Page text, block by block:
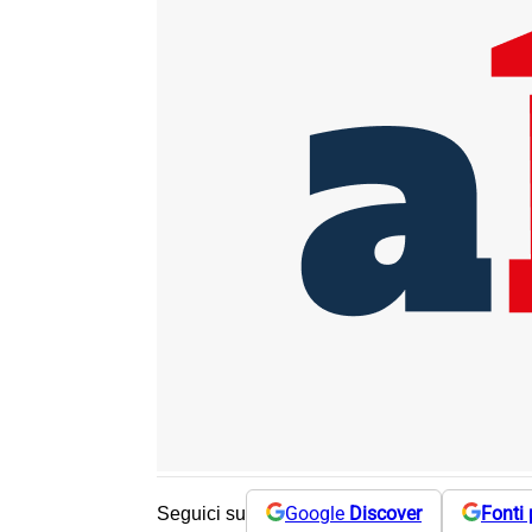
Seguici su Google Discover Fonti